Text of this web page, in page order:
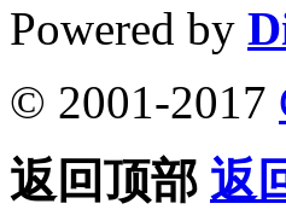
Powered by
© 2001-2017
返回顶部 返